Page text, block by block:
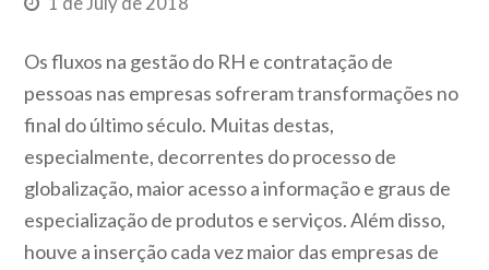
Os fluxos na gestão do RH e contratação de
pessoas nas empresas sofreram transformações no
final do último século. Muitas destas,
especialmente, decorrentes do processo de
globalização, maior acesso a informação e graus de
especialização de produtos e serviços. Além disso,
houve a inserção cada vez maior das empresas de